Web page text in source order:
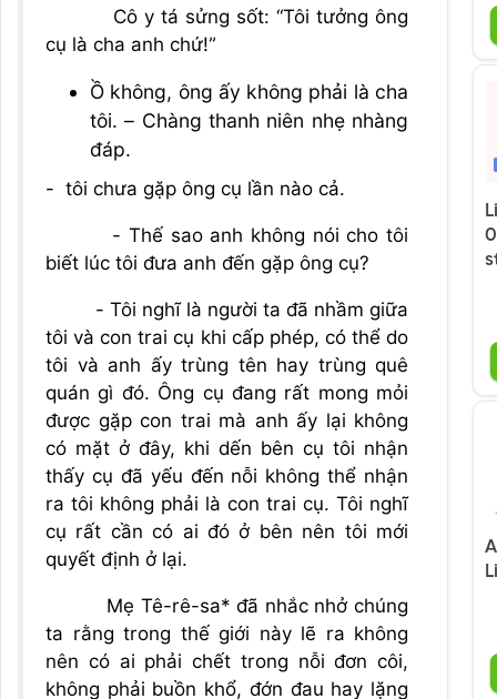
Cô y tá sửng sốt: “Tôi tưởng ông
cụ là cha anh chứ!”
Ồ không, ông ấy không phải là cha
tôi. – Chàng thanh niên nhẹ nhàng
đáp.
- tôi chưa gặp ông cụ lần nào cả.
- Thế sao anh không nói cho tôi
biết lúc tôi đưa anh đến gặp ông cụ?
- Tôi nghĩ là người ta đã nhầm giữa
tôi và con trai cụ khi cấp phép, có thể do
tôi và anh ấy trùng tên hay trùng quê
quán gì đó. Ông cụ đang rất mong mỏi
được gặp con trai mà anh ấy lại không
có mặt ở đây, khi dến bên cụ tôi nhận
thấy cụ đã yếu đến nỗi không thể nhận
ra tôi không phải là con trai cụ. Tôi nghĩ
cụ rất cần có ai đó ở bên nên tôi mới
quyết định ở lại.
Mẹ Tê-rê-sa* đã nhắc nhở chúng
ta rằng trong thế giới này lẽ ra không
nên có ai phải chết trong nỗi đơn côi,
không phải buồn khổ, đớn đau hay lặng